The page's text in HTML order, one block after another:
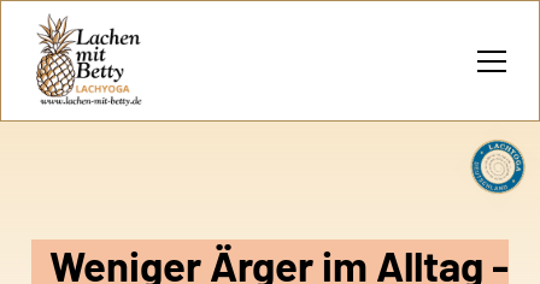
Weniger Ärger im Alltag -